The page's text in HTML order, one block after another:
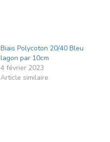
Biais Polycoton 20/40 Bleu
lagon par 10cm
4 février 2023
Article similaire